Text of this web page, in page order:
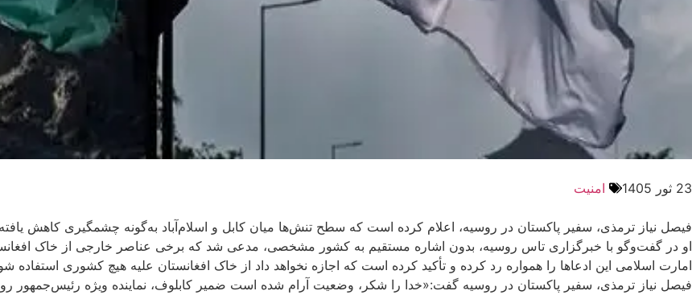
23 ثور 1405 امنیت
فیصل نیاز ترمذی، سفیر پاکستان در روسیه، اعلام کرده است که سطح تنش‌ها میان کابل و اسلام‌آباد به‌گونه چشمگیری کاهش
او در گفت‌وگو با خبرگزاری تاس روسیه، بدون اشاره مستقیم به کشور مشخصی، مدعی شد که برخی عناصر خارجی از خاک افغانستان
امارت اسلامی این ادعاها را همواره رد کرده و تأکید کرده است که اجازه نخواهد داد از خاک افغانستان علیه هیچ کشوری استفاده
فیصل نیاز ترمذی، سفیر پاکستان در روسیه گفت:«خدا را شکر، وضعیت آرام شده است ضمیر کابلوف، نماینده ویژه رئیس‌جمهور